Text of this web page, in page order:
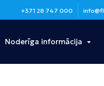
+371 28 747 000
Noderīga informācija